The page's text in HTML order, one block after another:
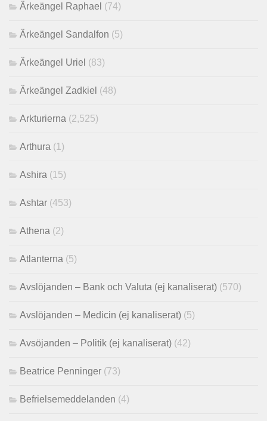
Ärkeängel Raphael (74)
Ärkeängel Sandalfon (5)
Ärkeängel Uriel (83)
Ärkeängel Zadkiel (48)
Arkturierna (2,525)
Arthura (1)
Ashira (15)
Ashtar (453)
Athena (2)
Atlanterna (5)
Avslöjanden – Bank och Valuta (ej kanaliserat) (570)
Avslöjanden – Medicin (ej kanaliserat) (5)
Avsöjanden – Politik (ej kanaliserat) (42)
Beatrice Penninger (73)
Befrielsemeddelanden (4)